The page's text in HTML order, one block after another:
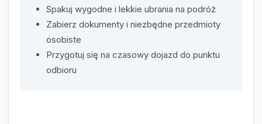
Spakuj wygodne i lekkie ubrania na podróż
Zabierz dokumenty i niezbędne przedmioty
osobiste
Przygotuj się na czasowy dojazd do punktu
odbioru